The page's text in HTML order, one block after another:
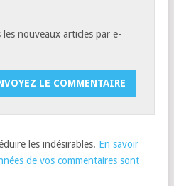
nouveaux articles par e-
les indésirables. En savoir
de vos commentaires sont